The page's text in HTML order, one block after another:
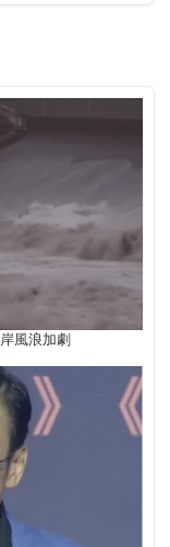
風浪加劇